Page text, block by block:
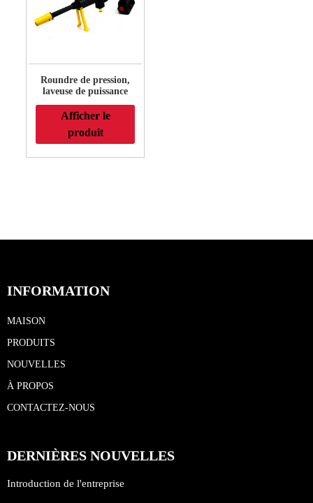
Roundre de pression,
laveuse de puissance
de pression pour les
terrasses, les patios et
les voitures
Afficher le
produit
INFORMATION
MAISON
PRODUITS
NOUVELLES
À PROPOS
CONTACTEZ-NOUS
DERNIÈRES NOUVELLES
Introduction de l'entreprise